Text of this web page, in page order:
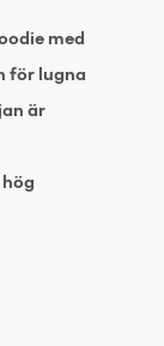
med
för lugna
är